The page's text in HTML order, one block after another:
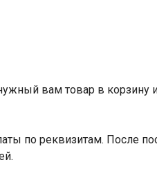
вам товар в корзину
по реквизитам. После